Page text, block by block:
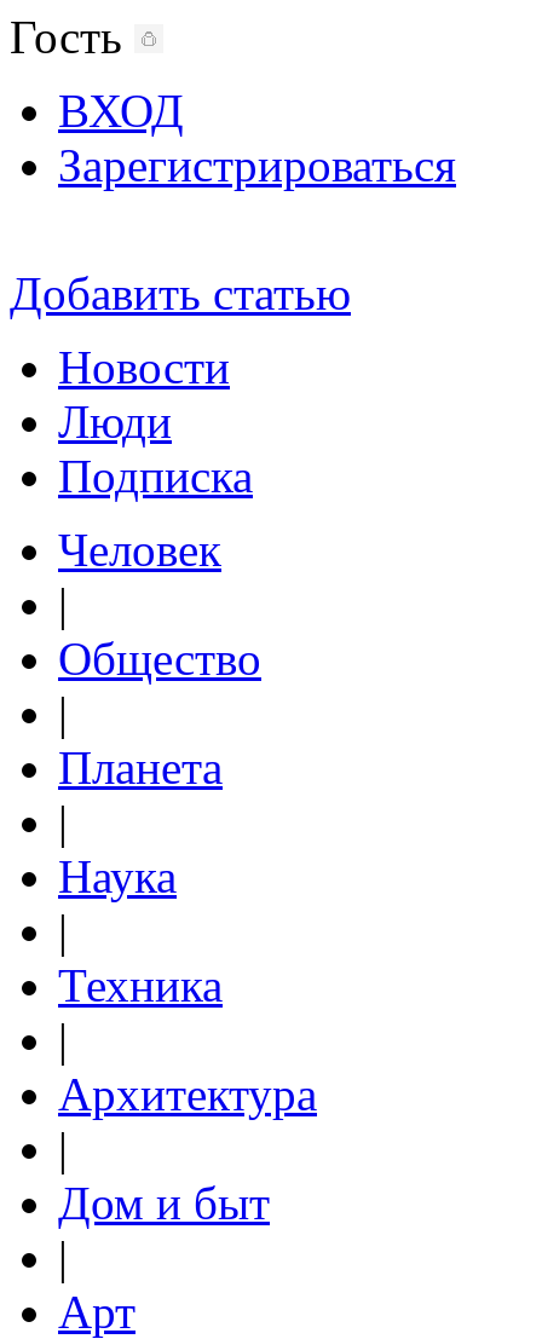
Гость
ВХОД
Зарегистрироваться
Добавить статью
Новости
Люди
Подписка
Человек
|
Общество
|
Планета
|
Наука
|
Техника
|
Архитектура
|
Дом и быт
|
Арт